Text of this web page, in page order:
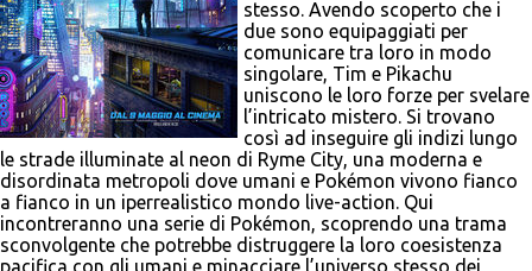
stesso. Avendo scoperto che i
due sono equipaggiati per
comunicare tra loro in modo
singolare, Tim e Pikachu
uniscono le loro forze per svelare
l’intricato mistero. Si trovano
così ad inseguire gli indizi lungo
le strade illuminate al neon di Ryme City, una moderna e
disordinata metropoli dove umani e Pokémon vivono fianco
a fianco in un iperrealistico mondo live-action. Qui
incontreranno una serie di Pokémon, scoprendo una trama
sconvolgente che potrebbe distruggere la loro coesistenza
pacifica con gli umani e minacciare l’universo stesso dei